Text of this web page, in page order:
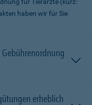
haben wir für Sie
erheblich